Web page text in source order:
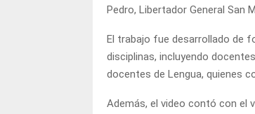
Pedro, Libertador General San
El trabajo fue desarrollado de
disciplinas, incluyendo
docentes de Lengua, quienes
Además, el video contó con el